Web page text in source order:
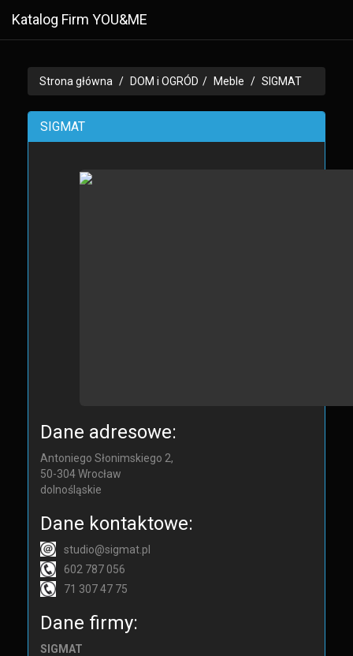
Katalog Firm YOU&ME
Strona główna DOM i OGRÓD Meble SIGMAT
SIGMAT
Dane adresowe:
Antoniego Słonimskiego 2,
50-304Wrocław
dolnośląskie
Dane kontaktowe:
studio@sigmat.pl
602 787 056
71 307 47 75
Dane firmy:
SIGMAT